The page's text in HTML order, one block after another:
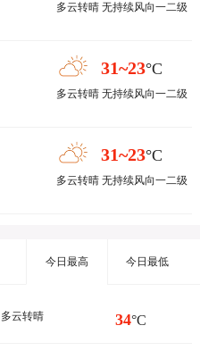
多云转晴 无持续风向一二级
31~23°C
多云转晴 无持续风向一二级
31~23°C
多云转晴 无持续风向一二级
今日最高 今日最低
多云转晴 34°C